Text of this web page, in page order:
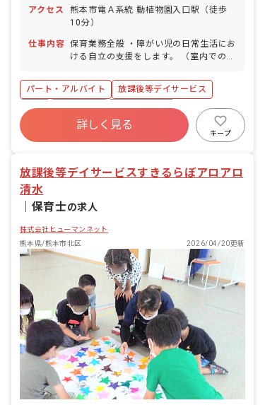
アクセス
熊本市電Ａ系統 動植物園入口駅（徒歩
10分）
仕事内容 保育業務全般 ・障がい児の日常生活にお
ける自立の支援をします。 （室内での運
・送迎業務（社用車:軽、普通自動車 AT
車） ・定員10名の児童に対して支援員
4~6名で担当します。 ・その他、上記に
付随する業務。
パート・アルバイト
放課後等デイサービス
有給
残業少なめ
昇給昇進あり
産休育休制度
車通勤可
詳しく見る
キープ
放課後等デイサービスすきるらぼアロアロ
清水
保育士の求人
株式会社ヒューマンネット
熊本県/熊本市北区
2026/04/20更新